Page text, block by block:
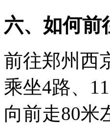
六、如何前
前往郑州西
乘坐4路、
向前走80米